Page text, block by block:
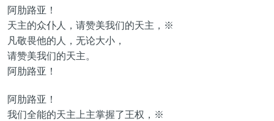
阿肋路亚！
天主的众仆人，请赞美我们的天主，※
凡敬畏他的人，无论大小，
请赞美我们的天主。
阿肋路亚！
阿肋路亚！
我们全能的天主上主掌握了王权，※